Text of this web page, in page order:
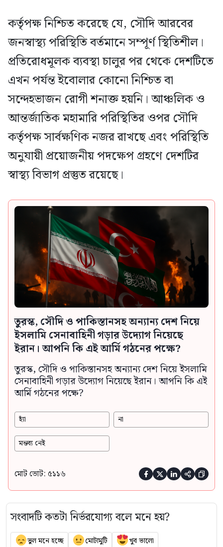
কর্তৃপক্ষ নিশ্চিত করেছে যে, সৌদি আরবের
জনস্বাস্থ্য পরিস্থিতি বর্তমানে সম্পূর্ণ স্থিতিশীল।
প্রতিরোধমূলক ব্যবস্থা চালুর পর থেকে দেশটিতে
এখন পর্যন্ত ইবোলার কোনো নিশ্চিত বা
সন্দেহভাজন রোগী শনাক্ত হয়নি। আঞ্চলিক ও
আন্তর্জাতিক মহামারি পরিস্থিতির ওপর সৌদি
কর্তৃপক্ষ সার্বক্ষণিক নজর রাখছে এবং পরিস্থিতি
অনুযায়ী প্রয়োজনীয় পদক্ষেপ গ্রহণে দেশটির
স্বাস্থ্য বিভাগ প্রস্তুত রয়েছে।
তুরস্ক, সৌদি ও পাকিস্তানসহ অন্যান্য দেশ নিয়ে
ইসলামি সেনাবাহিনী গড়ার উদ্যোগ নিয়েছে
ইরান। আপনি কি এই আর্মি গঠনের পক্ষে?
তুরস্ক, সৌদি ও পাকিস্তানসহ অন্যান্য দেশ নিয়ে ইসলামি
সেনাবাহিনী গড়ার উদ্যোগ নিয়েছে ইরান। আপনি কি এই
আর্মি গঠনের পক্ষে?
হ্যাঁ না
মন্তব্য নেই
মোট ভোট: ৫১১৬     
সংবাদটি কতটা নির্ভরযোগ্য বলে মনে হয়?
ভুল মনে হচ্ছে মোটামুটি খুব ভালো